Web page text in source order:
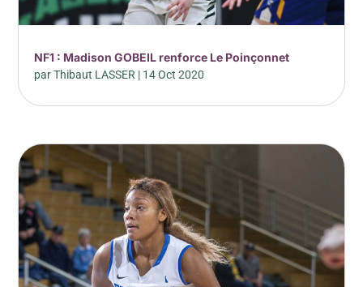
NF1 : Madison GOBEIL renforce Le Poinçonnet
parThibaut LASSER | 14 Oct 2020